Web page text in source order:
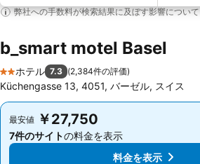
弊社への手数料が検索結果に及ぼす影響について
b_smart motel Basel
2 ホテルのランク
ホテル 7.3 (2,384件の評価)
Küchengasse 13, 4051, バーゼル, スイス
最安値 ￥27,750
7件のサイトの料金を表示
料金を表示
最安値 ￥27,750
7件のサイトの料金を表示
料金を表示